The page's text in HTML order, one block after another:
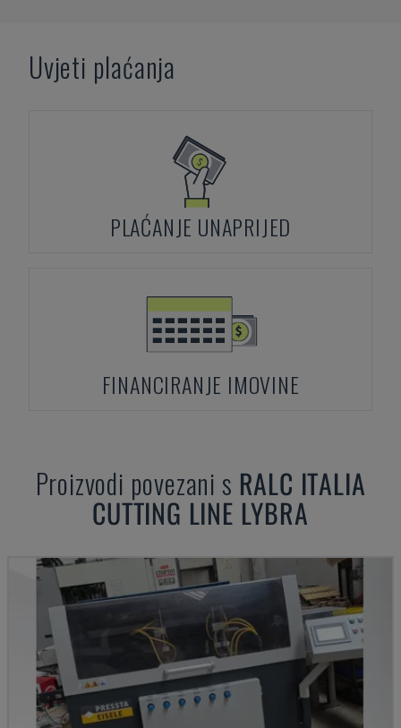
Uvjeti plaćanja
PLAĆANJE UNAPRIJED
FINANCIRANJE IMOVINE
Proizvodi povezani s RALC ITALIA
CUTTING LINE LYBRA